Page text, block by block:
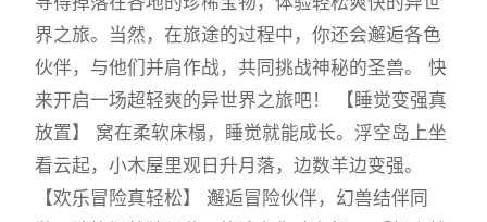
界之旅。当然，在旅途的过程中，你还会邂逅各色
伙伴，与他们并肩作战，共同挑战神秘的圣兽。 快
来开启一场超轻爽的异世界之旅吧！ 【睡觉变强真
放置】 窝在柔软床榻，睡觉就能成长。浮空岛上坐
看云起，小木屋里观日升月落，边数羊边变强。
【欢乐冒险真轻松】 邂逅冒险伙伴，幻兽结伴同